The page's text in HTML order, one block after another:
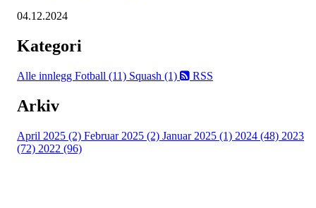
04.12.2024
Kategori
Alle innlegg Fotball (11) Squash (1) RSS
Arkiv
April 2025 (2) Februar 2025 (2) Januar 2025 (1) 2024 (48) 2023
(72) 2022 (96)